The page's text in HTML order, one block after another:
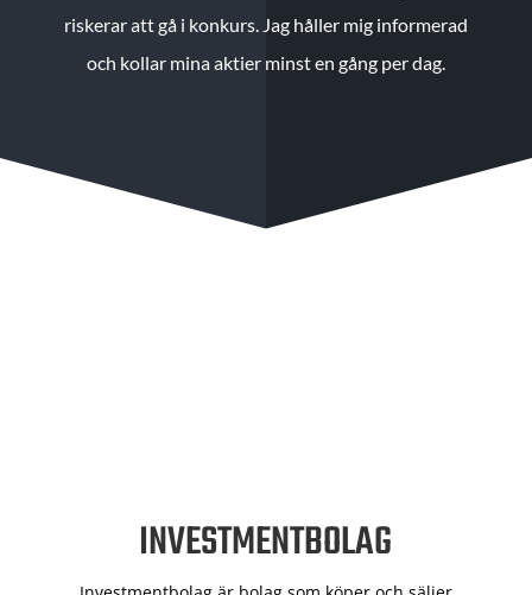
riskerar att gå i konkurs. Jag håller mig informerad
och kollar mina aktier minst en gång per dag.
INVESTMENTBOLAG